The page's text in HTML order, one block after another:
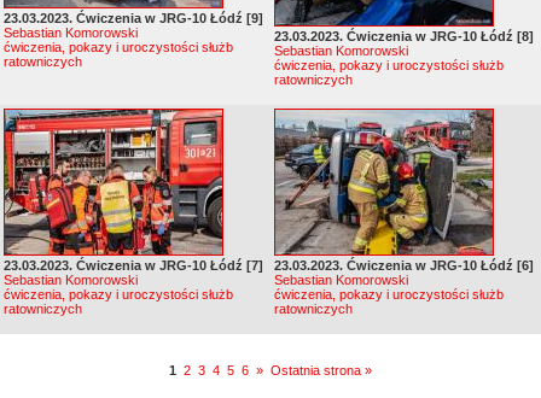
23.03.2023. Ćwiczenia w JRG-10 Łódź [9]
Sebastian Komorowski
ćwiczenia, pokazy i uroczystości służb
ratowniczych
23.03.2023. Ćwiczenia w JRG-10 Łódź [8]
Sebastian Komorowski
ćwiczenia, pokazy i uroczystości służb
ratowniczych
23.03.2023. Ćwiczenia w JRG-10 Łódź [7]
Sebastian Komorowski
ćwiczenia, pokazy i uroczystości służb
ratowniczych
23.03.2023. Ćwiczenia w JRG-10 Łódź [6]
Sebastian Komorowski
ćwiczenia, pokazy i uroczystości służb
ratowniczych
1 2 3 4 5 6 » Ostatnia strona »